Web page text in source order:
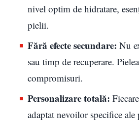
nivel optim de hidratare,
pielii.
Fără efecte secundare: Nu
sau timp de recuperare.
compromisuri.
Personalizare totală:
adaptat nevoilor specifice